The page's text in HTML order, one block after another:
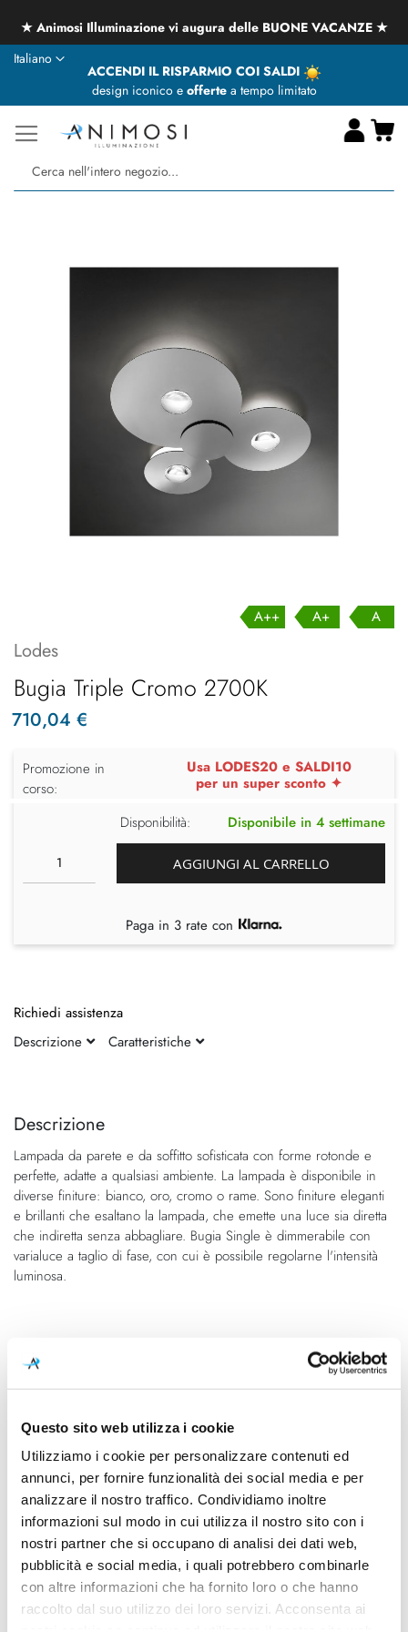
Questo sito web utilizza i cookie
Utilizziamo i cookie per personalizzare contenuti ed
annunci, per fornire funzionalità dei social media e per
analizzare il nostro traffico. Condividiamo inoltre
informazioni sul modo in cui utilizza il nostro sito con i
nostri partner che si occupano di analisi dei dati web,
pubblicità e social media, i quali potrebbero combinarle
con altre informazioni che ha fornito loro o che hanno
raccolto dal suo utilizzo dei loro servizi. Acconsenta ai
★ Animosi Illuminazione vi augura delle BUONE VACANZE ★
ACCENDI IL RISPARMIO COI SALDI
design iconico e offertea tempo limitato
Lingua
Italiano
fine
galleria
di
immagini
della
di
immagini
Descrizione
Lampada da parete e da soffitto sofisticata con forme rotonde e
perfette, adatte a qualsiasi ambiente. La lampada è disponibile in
diverse finiture: bianco, oro, cromo o rame. Sono finiture eleganti
e brillanti che esaltano la lampada, che emette una luce sia diretta
che indiretta senza abbagliare. Bugia Single è dimmerabile con
varialuce a taglio di fase, con cui è possibile regolarne l'intensità
luminosa.
Colore led
2700K
Dimensioni
525mm x 54mm - H 510mm
Sorgente luminosa
Led integrato
Potenza e attacco
3x 15W - 2700K - 3465Lm -
CRI90 - 220-240V
Dimmerazione
Dimmerabile
Classe energetica
A++, A+, A
A++ A+ A
Lodes
Bugia Triple Cromo 2700K
710,04 €
Promozione in
corso:
Usa LODES20 e SALDI10
per un super sconto ✦
Disponibilità:
Disponibile in 4 settimane
AGGIUNGI AL CARRELLO
Paga in 3 rate con
Richiedi assistenza
Descrizione
Caratteristiche